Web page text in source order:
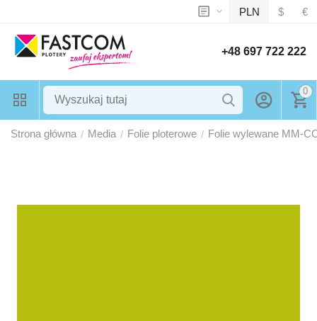
PLN $ €
+48 697 722 222
0
Strona główna / Media / Folie ploterowe / Folie wylewane MM-